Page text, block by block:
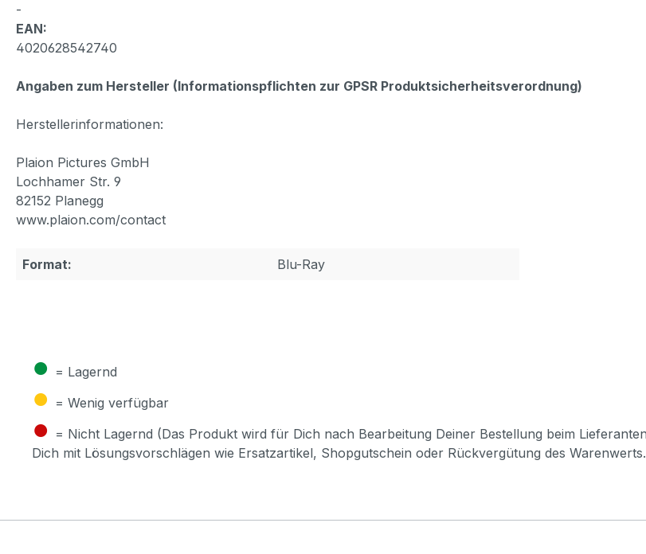
-
EAN:
4020628542740
Angaben zum Hersteller (Informationspflichten zur GPSR Produktsicherheitsverordnung)
Herstellerinformationen:
Plaion Pictures GmbH
Lochhamer Str. 9
82152 Planegg
www.plaion.com/contact
Format: Blu-Ray
● = Lagernd
● = Wenig verfügbar
● = Nicht Lagernd (Das Produkt wird für Dich nach Bearbeitung Deiner Bestellung beim
Dich mit Lösungsvorschlägen wie Ersatzartikel, Shopgutschein oder Rückvergütung des